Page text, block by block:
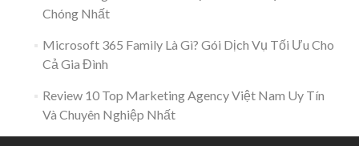
Chóng Nhất
Microsoft 365 Family Là Gì? Gói Dịch Vụ Tối Ưu Cho
Cả Gia Đình
Review 10 Top Marketing Agency Việt Nam Uy Tín
Và Chuyên Nghiệp Nhất